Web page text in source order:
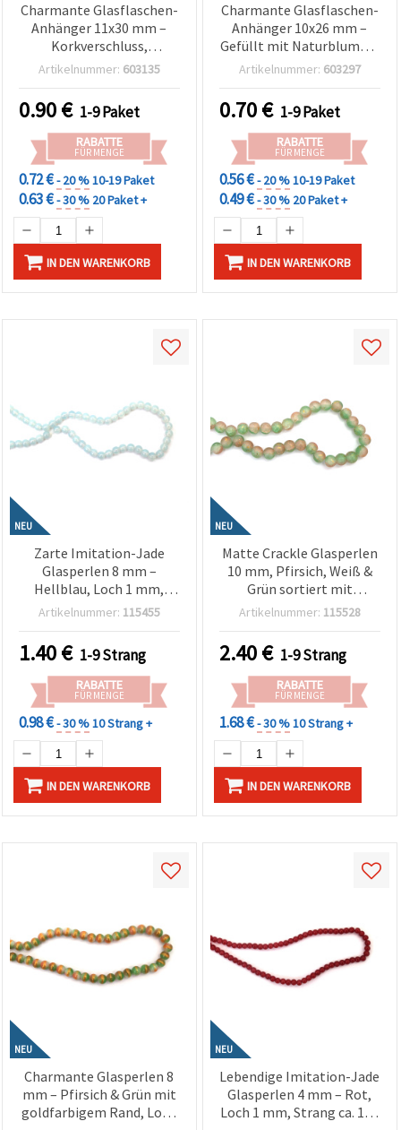
Charmante Glasflaschen-
Anhänger 11x30 mm –
Korkverschluss,
transparent, mit
(Assorted), Loch 1,5 mm,
2er-Set für Schmuck
basteln, Geschenkdeko &
kreative DIY-
Bastelprojekte
Artikelnummer: 603135
0.90€ 1-9 Paket
RABATTE
FÜR MENGE
0.72 €- 20 %10-19 Paket
0.63 €- 30 % 20 Paket +
IN DEN WARENKORB
Charmante Glasflaschen-
Anhänger 10x26 mm –
Gefüllt mit Naturblumen,
Loch 1,5 mm, MIX Farben
eleganten Schmuck,
Bastelbedarf Natur-DIY &
handgemachte
Geschenke
Artikelnummer: 603297
0.70€ 1-9 Paket
RABATTE
FÜR MENGE
0.56 €- 20 %10-19 Paket
0.49 €- 30 % 20 Paket +
IN DEN WARENKORB
NEU
Zarte Imitation-Jade
Glasperlen 8 mm –
Hellblau, Loch 1 mm,
Strang ca. 105 Stk. – ideal
für elegante, ruhige DIY-
Designs
Artikelnummer: 115455
1.40€ 1-9 Strang
RABATTE
FÜR MENGE
0.98 €- 30 %10 Strang +
IN DEN WARENKORB
NEU
Matte Crackle Glasperlen
10 mm, Pfirsich, Weiß &
Grün sortiert mit
goldfarbigem Akzent,
für Schmuckbasteln & DIY
Bastelbedarf
Artikelnummer: 115528
2.40€ 1-9 Strang
RABATTE
FÜR MENGE
1.68 €- 30 %10 Strang +
IN DEN WARENKORB
NEU
Charmante Glasperlen 8
mm – Pfirsich & Grün mit
goldfarbigem Rand, Loch
NEU
Lebendige Imitation-Jade
Glasperlen 4 mm – Rot,
Loch 1 mm, Strang ca. 195